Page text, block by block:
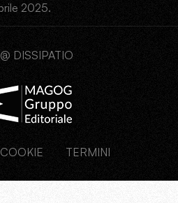
2025.
DISSIPATIO
COOKIE TERMINI